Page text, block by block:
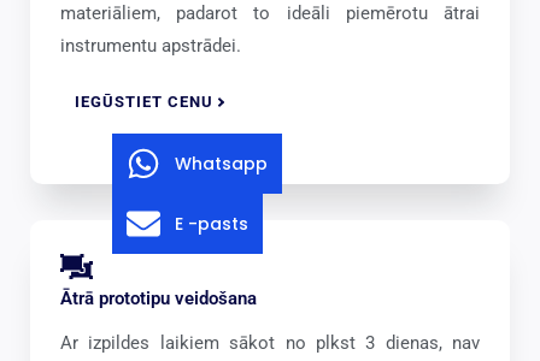
materiāliem, padarot to ideāli piemērotu ātrai
instrumentu apstrādei.
IEGŪSTIET CENU
Ātrā prototipu veidošana
Ar izpildes laikiem sākot no plkst 3 dienas, nav
Whatsapp
E -pasts